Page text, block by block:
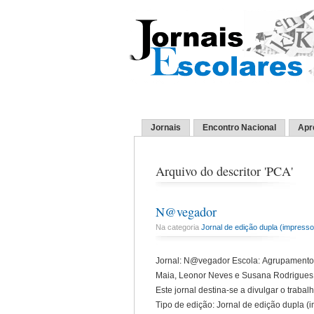
Jornais Encontro Nacional
Arquivo do descritor 'PCA'
N@vegador
Na categoria Jornal de edição dupla
Jornal: N@vegador Escola:
Maia, Leonor Neves e Susana
Este jornal destina-se a divulgar o
Tipo de edição: Jornal de edição dupla